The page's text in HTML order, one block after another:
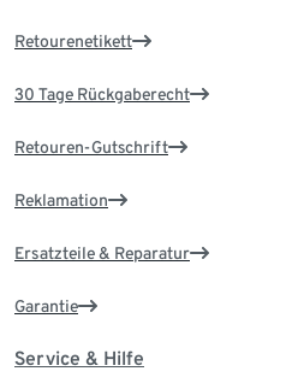
Retourenetikett
30 Tage Rückgaberecht
Retouren-Gutschrift
Reklamation
Ersatzteile & Reparatur
Garantie
Service & Hilfe